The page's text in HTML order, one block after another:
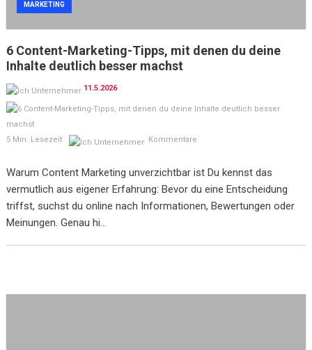
MARKETING
6 Content-Marketing-Tipps, mit denen du deine
Inhalte deutlich besser machst
11.5.2026
5 Min. Lesezeit Kommentare
Warum Content Marketing unverzichtbar ist Du kennst das
vermutlich aus eigener Erfahrung: Bevor du eine Entscheidung
triffst, suchst du online nach Informationen, Bewertungen oder
Meinungen. Genau hi...